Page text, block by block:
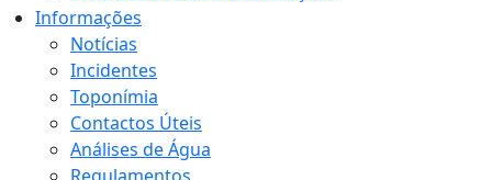
Informações
Notícias
Incidentes
Toponímia
Contactos Úteis
Análises de Água